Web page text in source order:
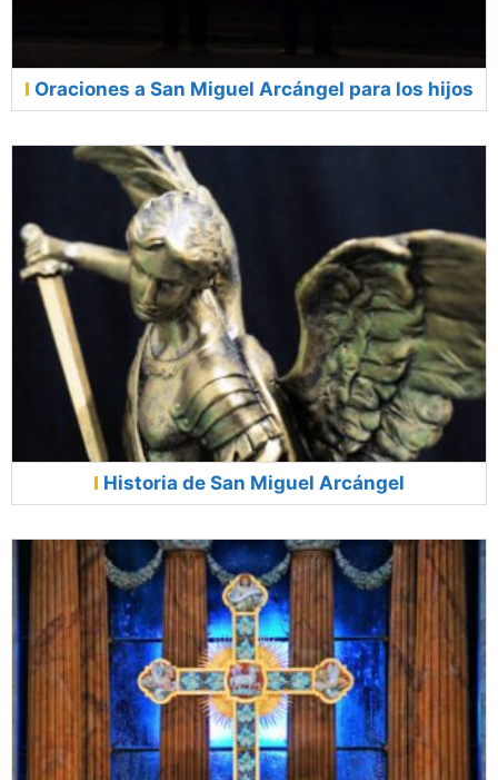
Oraciones a San Miguel Arcángel para los hijos
Historia de San Miguel Arcángel